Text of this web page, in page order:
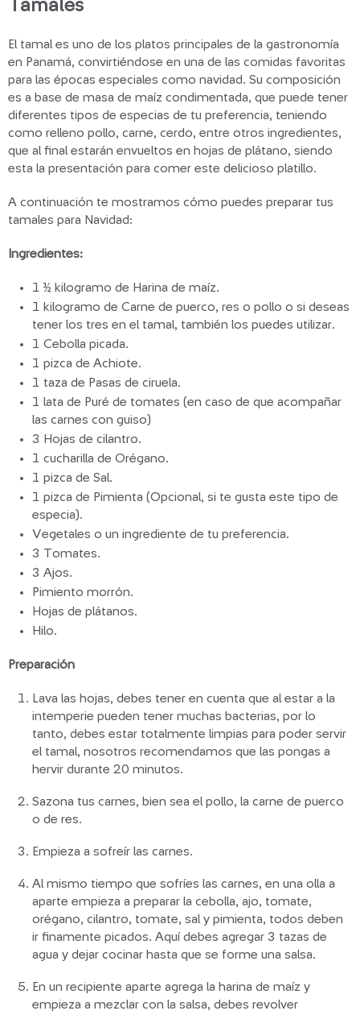
Tamales
El tamal es uno de los platos principales de la gastronomía
en Panamá, convirtiéndose en una de las comidas favoritas
para las épocas especiales como navidad. Su composición
es a base de masa de maíz condimentada, que puede tener
diferentes tipos de especias de tu preferencia, teniendo
como relleno pollo, carne, cerdo, entre otros ingredientes,
que al final estarán envueltos en hojas de plátano, siendo
esta la presentación para comer este delicioso platillo.
A continuación te mostramos cómo puedes preparar tus
tamales para Navidad:
Ingredientes:
1 ½ kilogramo de Harina de maíz.
1 kilogramo de Carne de puerco, res o pollo o si deseas
tener los tres en el tamal, también los puedes utilizar.
1 Cebolla picada.
1 pizca de Achiote.
1 taza de Pasas de ciruela.
1 lata de Puré de tomates (en caso de que acompañar
las carnes con guiso)
3 Hojas de cilantro.
1 cucharilla de Orégano.
1 pizca de Sal.
1 pizca de Pimienta (Opcional, si te gusta este tipo de
especia).
Vegetales o un ingrediente de tu preferencia.
3 Tomates.
3 Ajos.
Pimiento morrón.
Hojas de plátanos.
Hilo.
Preparación
Lava las hojas, debes tener en cuenta que al estar a la
intemperie pueden tener muchas bacterias, por lo
tanto, debes estar totalmente limpias para poder servir
el tamal, nosotros recomendamos que las pongas a
hervir durante 20 minutos.
Sazona tus carnes, bien sea el pollo, la carne de puerco
o de res.
Empieza a sofreír las carnes.
Al mismo tiempo que sofríes las carnes, en una olla a
aparte empieza a preparar la cebolla, ajo, tomate,
orégano, cilantro, tomate, sal y pimienta, todos deben
ir finamente picados. Aquí debes agregar 3 tazas de
agua y dejar cocinar hasta que se forme una salsa.
En un recipiente aparte agrega la harina de maíz y
empieza a mezclar con la salsa, debes revolver